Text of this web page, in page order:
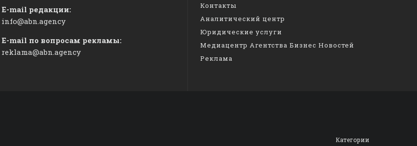
E-mail редакции:
info@abn.agency
E-mail по вопросам рекламы:
reklama@abn.agency
Контакты
Аналитический центр
Юридические услуги
Медиацентр Агентства Бизнес Новостей
Реклама
Категории